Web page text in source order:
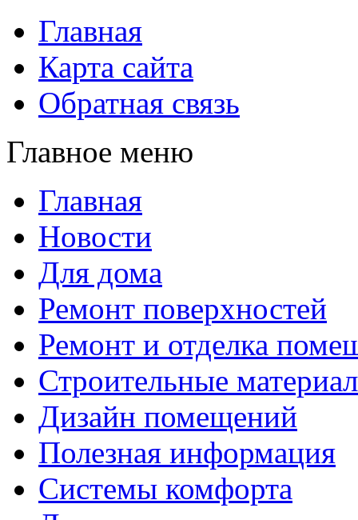
Главная
Карта сайта
Обратная связь
Главное меню
Главная
Новости
Для дома
Ремонт поверхностей
Ремонт и отделка
Строительные
Дизайн помещений
Полезная информация
Системы комфорта